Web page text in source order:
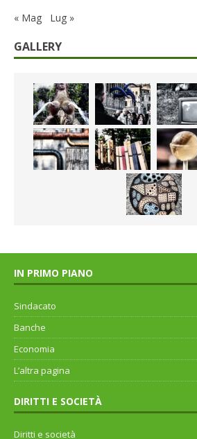
« Mag Lug »
GALLERY
IN PRIMO PIANO
Sindacato
Banche
Economia
L’altra pagina
DIRITTI E SOCIETÀ
Diritti e società